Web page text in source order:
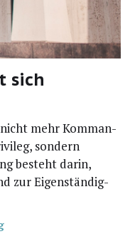
sich
mehr Kom­man­
son­dern
besteht dar­in,
zur Eigen­stän­dig­